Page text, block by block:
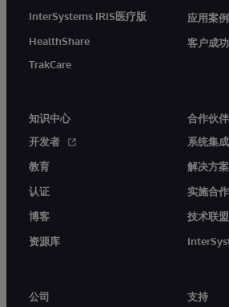
InterSystems IRIS医疗版
HealthShare
TrakCare
应用案例
客户成
知识中心
开发者
教育
认证
博客
资源库
合作伙伴
系统集
解决方
实施合
技术联
公司
支持